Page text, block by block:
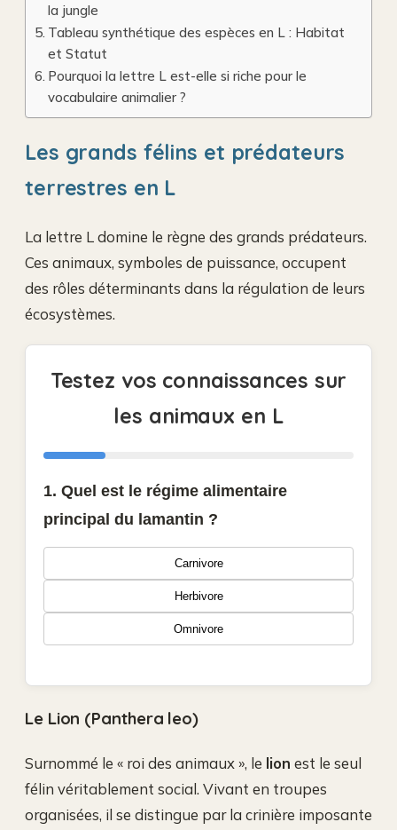
la jungle
Tableau synthétique des espèces en L : Habitat
et Statut
Pourquoi la lettre L est-elle si riche pour le
vocabulaire animalier ?
Les grands félins et prédateurs
terrestres en L
La lettre L domine le règne des grands prédateurs.
Ces animaux, symboles de puissance, occupent
des rôles déterminants dans la régulation de leurs
écosystèmes.
Testez vos connaissances sur
les animaux en L
1. Quel est le régime alimentaire
principal du lamantin ?
Carnivore
Herbivore
Omnivore
Le Lion (Panthera leo)
Surnommé le « roi des animaux », le lion est le seul
félin véritablement social. Vivant en troupes
organisées, il se distingue par la crinière imposante